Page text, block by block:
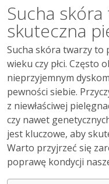
Sucha
skuteczna
Sucha skóra twarzy to
wieku czy płci. Często
nieprzyjemnym
pewności siebie.
z niewłaściwej
czy nawet
jest kluczowe, aby
Warto przyjrzeć się
poprawę kondycji